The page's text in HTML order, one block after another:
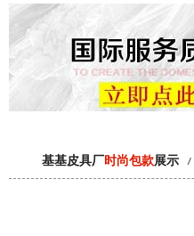
基基皮具厂时尚包款展示 /